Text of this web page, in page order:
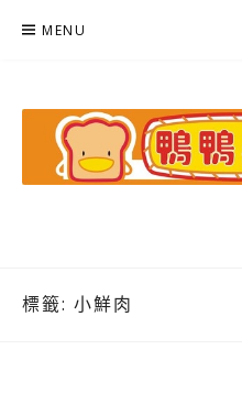
MENU
標籤: 小鮮肉